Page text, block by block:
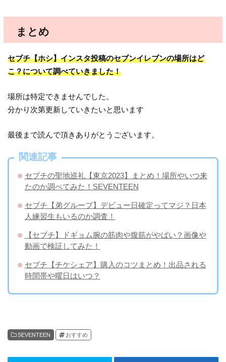
まとめ
セブチ【ホシ】インスタ投稿のセブンイレブンの場所はど
こ？について調べていきました！
場所は特定できませんでした。
分かり次第更新していきたいと思います
最後まで読んで頂きありがとうございます。
関連記事
セブチの聖地巡礼【東京2023】まとめ！場所やいつ来
たのか調べてみた！SEVENTEEN
セブチ【弟グループ】デビュー日確定ってマジ？日本
人練習生もいるのか調査！
【セブチ】ドギョム腕の筋肉や腹筋がやばい？画像や
動画で検証してみた！
セブチ【チケシェア】購入のコツまとめ！出品される
時間帯や曜日はいつ？
SEVENTEEN おすすめ